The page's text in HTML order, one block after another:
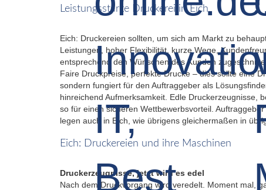
Leistungsstarke Druckerei in Eich
Eich: Druckereien sollten, um sich am Markt zu
Leistungen, hoher Flexibilität, kurze Wege,
entsprechend den Wünschen des Kunden
Faire Druckpreise, perfekte Drucke – dies sollte eine
sondern fungiert für den Auftraggeber als
hinreichend Aufmerksamkeit. Edle Druckerzeugnisse,
so für einen sicheren Wettbewerbsvorteil.
legen auch in Eich, wie übrigens gleichermaßen in
Eich: Druckereien und ihre Maschinen
Druckerzeugnisse, jetzt wird es edel
Nach dem Druckvorgang wird veredelt. Moment mal,